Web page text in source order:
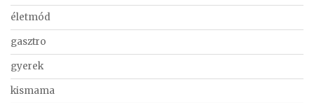
életmód
gasztro
gyerek
kismama